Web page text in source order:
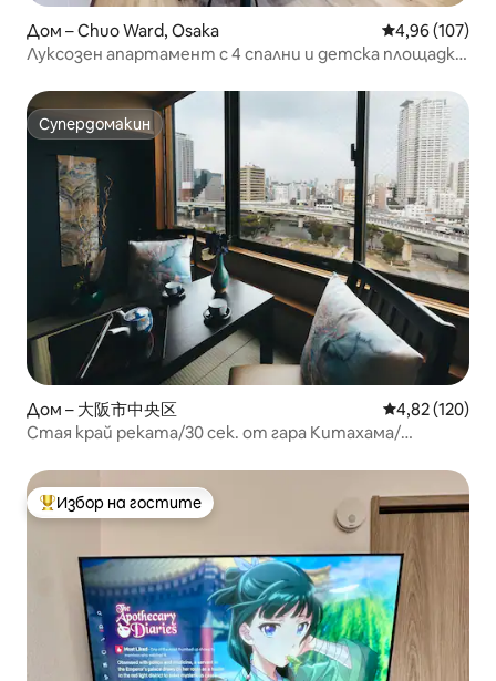
Дом – Chuo Ward, Osaka Средна
4,96 (107)
Луксозен апартамент с 4 спални и детска площадка
Супердомакин
Супердомакин
Дом – 大阪市中央区 Средна
4,82 (120)
Стая край реката/30 сек. от гара Китахама/
Най-популярен избор на гостите
Избор на гостите